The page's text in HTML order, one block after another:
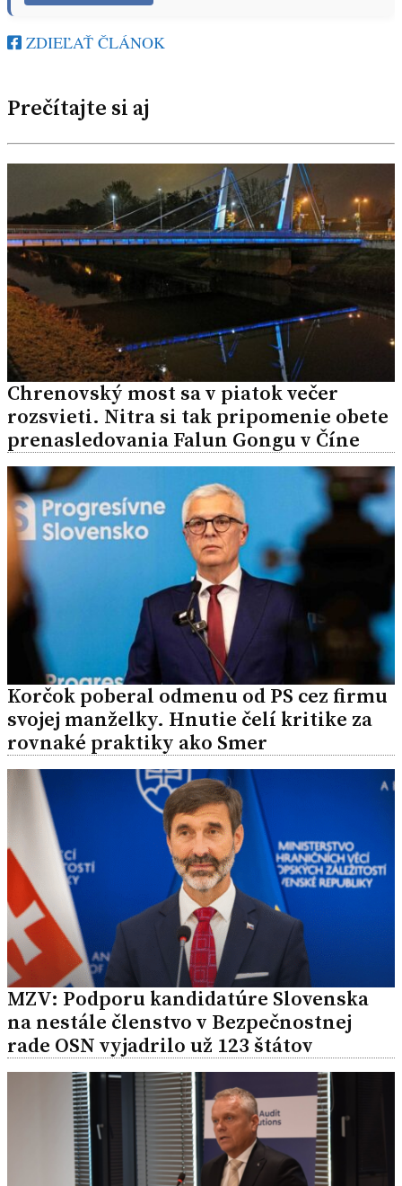
ZDIEĽAŤ ČLÁNOK
Prečítajte si aj
Chrenovský most sa v piatok večer
rozsvieti. Nitra si tak pripomenie obete
prenasledovania Falun Gongu v Číne
Korčok poberal odmenu od PS cez firmu
svojej manželky. Hnutie čelí kritike za
rovnaké praktiky ako Smer
MZV: Podporu kandidatúre Slovenska
na nestále členstvo v Bezpečnostnej
rade OSN vyjadrilo už 123 štátov